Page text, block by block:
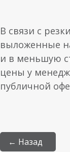
В связи с
выложенные
и в меньшую
цены у
публичной
← Назад